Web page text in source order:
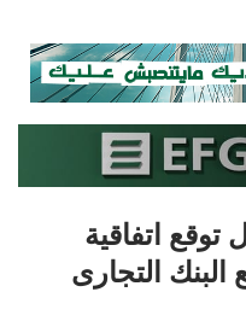
اتفاقية
مع البنك التجارى